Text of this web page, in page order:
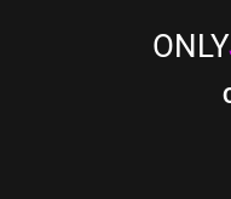
ONLY